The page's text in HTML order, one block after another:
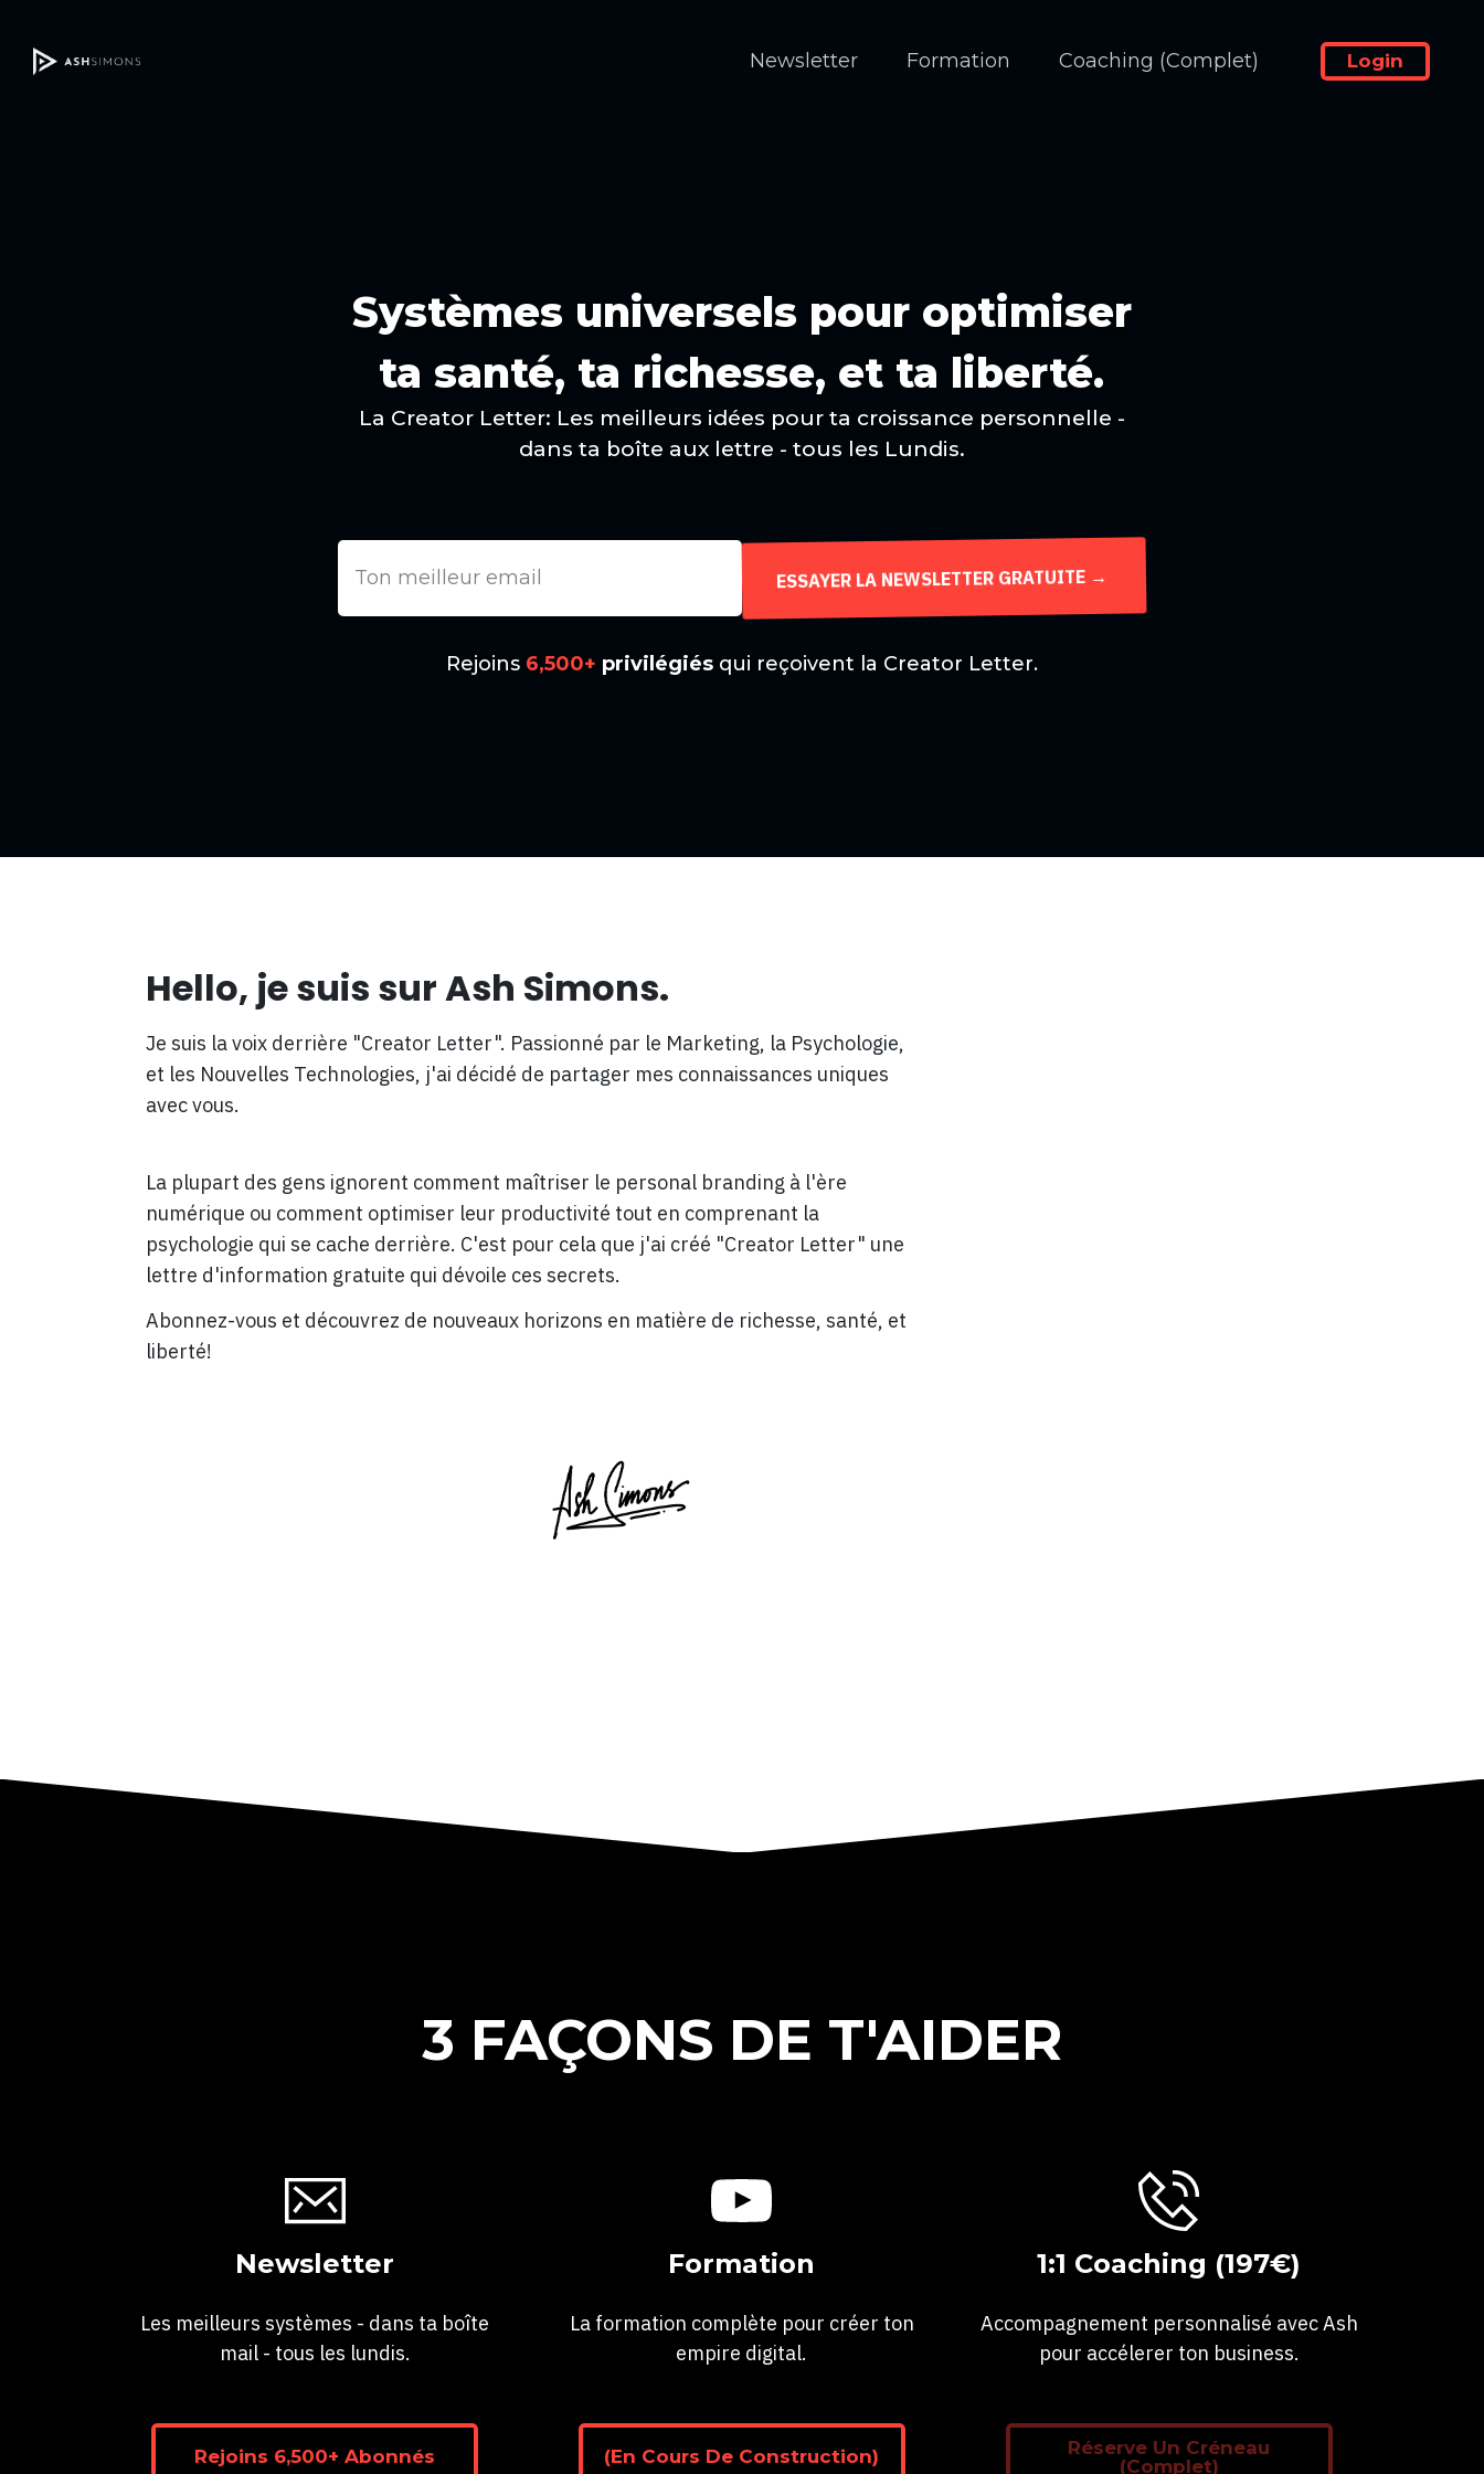
Newsletter Formation Coaching (Complet) Login
Systèmes universels pour optimiser
ta santé, ta richesse, et ta liberté.
La Creator Letter: Les meilleurs idées pour ta croissance personnelle -
dans ta boîte aux lettre - tous les Lundis.
ESSAYER LA NEWSLETTER GRATUITE →
Rejoins 6,500+ privilégiésqui reçoivent la Creator Letter.
Hello, je suis sur Ash Simons.
Je suis la voix derrière "Creator Letter". Passionné par le Marketing, la Psychologie,
et les Nouvelles Technologies, j'ai décidé de partager mes connaissances uniques
avec vous.
La plupart des gens ignorent comment maîtriser le personal branding à l'ère
numérique ou comment optimiser leur productivité tout en comprenant la
psychologie qui se cache derrière. C'est pour cela que j'ai créé "Creator Letter" une
lettre d'information gratuite qui dévoile ces secrets.
Abonnez-vous et découvrez de nouveaux horizons en matière de richesse, santé, et
liberté!
3 FAÇONS DE T'AIDER
Newsletter
Les meilleurs systèmes - dans ta boîte
mail - tous les lundis.
Rejoins 6,500+ Abonnés
Formation
La formation complète pour créer ton
empire digital.
(En Cours De Construction)
1:1 Coaching (197€)
Accompagnement personnalisé avec Ash
pour accélerer ton business.
Réserve Un Créneau
(Complet)